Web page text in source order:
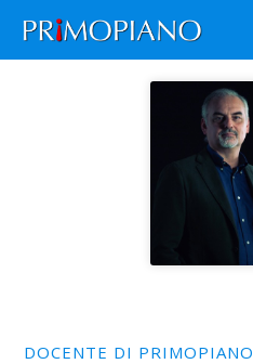
DOCENTE DI PRIMOPIANO